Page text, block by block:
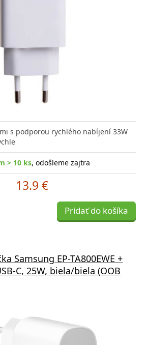
s podporou rychlého nabíjení 33W
> 10 ks, odošleme zajtra
13.9 €
Pridať do košíka
Samsung EP-TA800EWE +
C, 25W, biela/biela (OOB